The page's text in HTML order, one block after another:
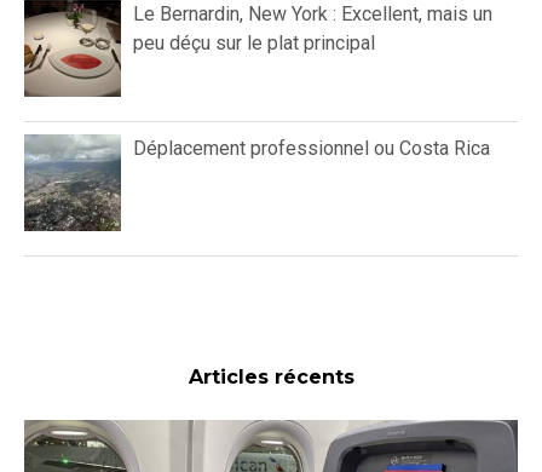
Le Bernardin, New York : Excellent, mais un
peu déçu sur le plat principal
Déplacement professionnel ou Costa Rica
Articles récents